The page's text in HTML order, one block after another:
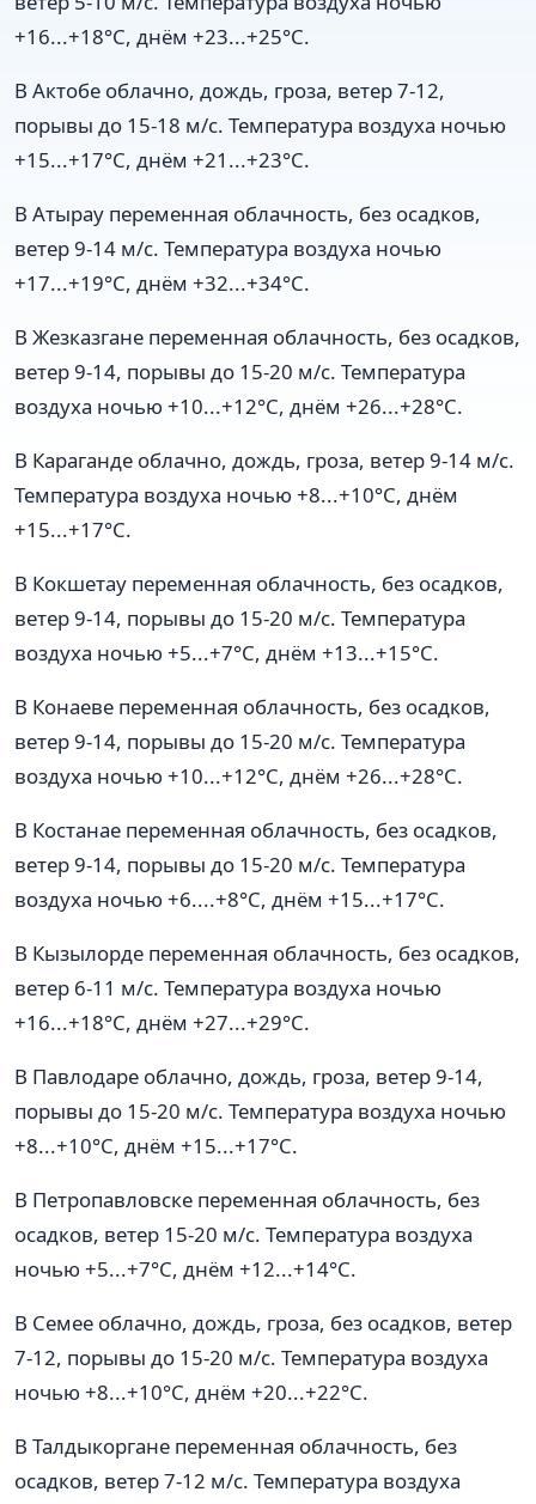
+16...+18°C, днём +23...+25°C.
В Актобе облачно, дождь, гроза, ветер 7-12,
порывы до 15-18 м/с. Температура воздуха ночью
+15...+17°C, днём +21...+23°C.
В Атырау переменная облачность, без осадков,
ветер 9-14 м/с. Температура воздуха ночью
+17...+19°C, днём +32...+34°C.
В Жезказгане переменная облачность, без осадков,
ветер 9-14, порывы до 15-20 м/с. Температура
воздуха ночью +10...+12°C, днём +26...+28°C.
В Караганде облачно, дождь, гроза, ветер 9-14 м/с.
Температура воздуха ночью +8...+10°C, днём
+15...+17°C.
В Кокшетау переменная облачность, без осадков,
ветер 9-14, порывы до 15-20 м/с. Температура
воздуха ночью +5...+7°C, днём +13...+15°C.
В Конаеве переменная облачность, без осадков,
ветер 9-14, порывы до 15-20 м/с. Температура
воздуха ночью +10...+12°C, днём +26...+28°C.
В Костанае переменная облачность, без осадков,
ветер 9-14, порывы до 15-20 м/с. Температура
воздуха ночью +6....+8°C, днём +15...+17°C.
В Кызылорде переменная облачность, без осадков,
ветер 6-11 м/с. Температура воздуха ночью
+16...+18°C, днём +27...+29°C.
В Павлодаре облачно, дождь, гроза, ветер 9-14,
порывы до 15-20 м/с. Температура воздуха ночью
+8...+10°C, днём +15...+17°C.
В Петропавловске переменная облачность, без
осадков, ветер 15-20 м/с. Температура воздуха
ночью +5...+7°C, днём +12...+14°C.
В Семее облачно, дождь, гроза, без осадков, ветер
7-12, порывы до 15-20 м/с. Температура воздуха
ночью +8...+10°C, днём +20...+22°C.
В Талдыкоргане переменная облачность, без
осадков, ветер 7-12 м/с. Температура воздуха